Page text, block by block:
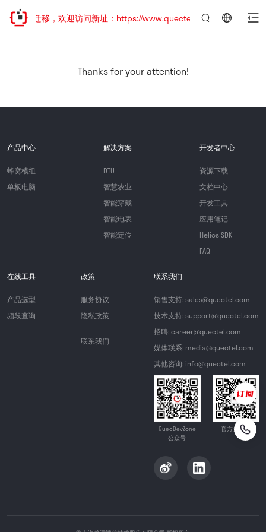
地址已迁移，欢迎访问新址：https://www.quectel.com.cn
Thanks for your attention!
产品中心
蜂窝模组
单板电脑
解决方案
DTU
智慧农业
智能穿戴
智能电表
智能定位
开发者中心
资源下载
文档中心
开发工具
应用笔记
Helios SDK
FAQ
在线工具
产品选型
频段查询
政策
服务协议
隐私政策
联系我们
联系我们
销售支持: sales@quectel.com
技术支持: support@quectel.com
招聘: career@quectel.com
媒体联系: media@quectel.com
其他咨询: info@quectel.com
QuecDevZone
公众号
官方公众号